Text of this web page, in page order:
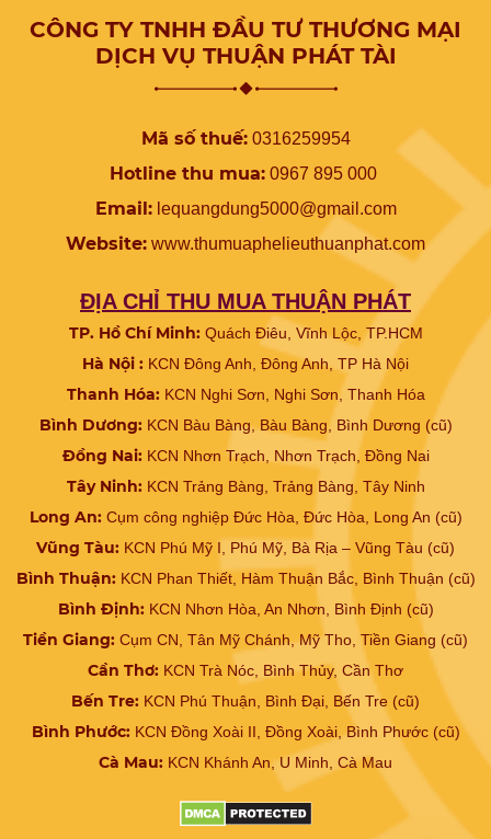
CÔNG TY TNHH ĐẦU TƯ THƯƠNG MẠI
DỊCH VỤ THUẬN PHÁT TÀI
Mã số thuế:0316259954
Hotline thu mua: 0967 895 000
Email:lequangdung5000@gmail.com
Website: www.thumuaphelieuthuanphat.com
ĐỊA CHỈ THU MUA THUẬN PHÁT
TP. Hồ Chí Minh:Quách Điêu, Vĩnh Lộc, TP.HCM
Hà Nội : KCN Đông Anh, Đông Anh, TP Hà Nội
Thanh Hóa:KCN Nghi Sơn, Nghi Sơn, Thanh Hóa
Bình Dương:KCN Bàu Bàng, Bàu Bàng, Bình Dương (cũ)
Đồng Nai: KCN Nhơn Trạch, Nhơn Trạch, Đồng Nai
Tây Ninh: KCN Trảng Bàng, Trảng Bàng, Tây Ninh
Long An: Cụm công nghiệp Đức Hòa, Đức Hòa, Long An (cũ)
Vũng Tàu: KCN Phú Mỹ I, Phú Mỹ, Bà Rịa – Vũng Tàu (cũ)
Bình Thuận:KCN Phan Thiết, Hàm Thuận Bắc, Bình Thuận (cũ)
Bình Định: KCN Nhơn Hòa, An Nhơn, Bình Định (cũ)
Tiền Giang: Cụm CN, Tân Mỹ Chánh, Mỹ Tho, Tiền Giang (cũ)
Cần Thơ: KCN Trà Nóc, Bình Thủy, Cần Thơ
Bến Tre: KCN Phú Thuận, Bình Đại, Bến Tre (cũ)
Bình Phước: KCN Đồng Xoài II, Đồng Xoài, Bình Phước (cũ)
Cà Mau: KCN Khánh An, U Minh, Cà Mau